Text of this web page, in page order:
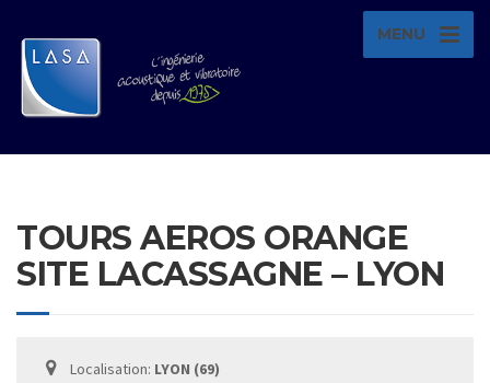
MENU
TOURS AEROS ORANGE
SITE LACASSAGNE – LYON
Localisation: LYON (69)